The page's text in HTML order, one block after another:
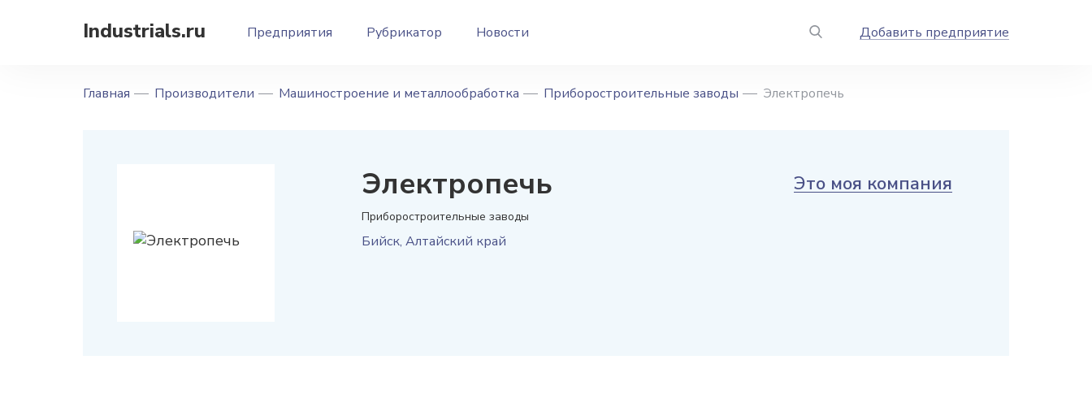
Industrials.ru Предприятия Рубрикатор Новости Добавить предприятие
Главная Производители Машиностроение и металлообработка Приборостроительные заводы Электропечь
Электропечь
Приборостроительные заводы
Бийск, Алтайский край
Это моя компания